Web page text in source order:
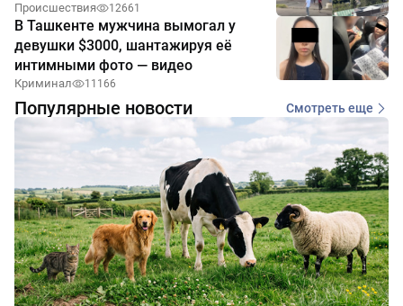
Происшествия 12661
В Ташкенте мужчина вымогал у
девушки $3000, шантажируя её
интимными фото — видео
Криминал 11166
Популярные новости Смотреть еще